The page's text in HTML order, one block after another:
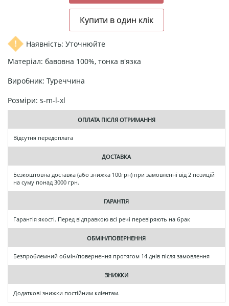
Наявність: Уточнюйте
Матеріал: бавовна 100%, тонка в'язка
Виробник: Туреччина
Розміри: s-m-l-xl
ОПЛАТА ПІСЛЯ ОТРИМАННЯ
Відсутня передоплата
ДОСТАВКА
Безкоштовна доставка (або знижка 100грн) при замовленні від 2 позицій
на суму понад 3000 грн.
ГАРАНТІЯ
Гарантія якості. Перед відправкою всі речі перевіряють на брак
ОБМІН/ПОВЕРНЕННЯ
Безпроблемний обмін/повернення протягом 14 днів після замовлення
ЗНИЖКИ
Додаткові знижки постійним клієнтам.